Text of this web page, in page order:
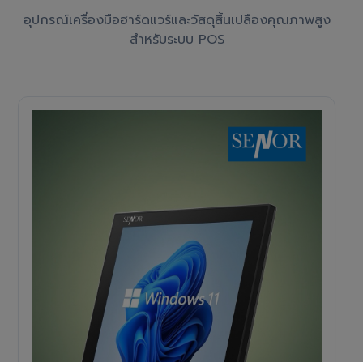
อุปกรณ์เครื่องมือฮาร์ดแวร์และวัสดุสิ้นเปลืองคุณภาพสูง
สำหรับระบบ POS